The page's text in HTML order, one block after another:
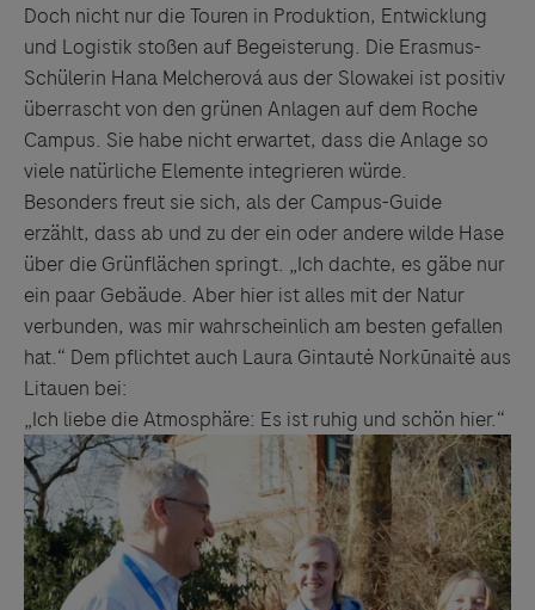
Doch nicht nur die Touren in Produktion, Entwicklung
und Logistik stoßen auf Begeisterung. Die Erasmus-
Schülerin Hana Melcherová aus der Slowakei ist positiv
überrascht von den grünen Anlagen auf dem Roche
Campus. Sie habe nicht erwartet, dass die Anlage so
viele natürliche Elemente integrieren würde.
Besonders freut sie sich, als der Campus-Guide
erzählt, dass ab und zu der ein oder andere wilde Hase
über die Grünflächen springt. „Ich dachte, es gäbe nur
ein paar Gebäude. Aber hier ist alles mit der Natur
verbunden, was mir wahrscheinlich am besten gefallen
hat.“ Dem pflichtet auch Laura Gintautė Norkūnaitė aus
Litauen bei:
„Ich liebe die Atmosphäre: Es ist ruhig und schön hier.“